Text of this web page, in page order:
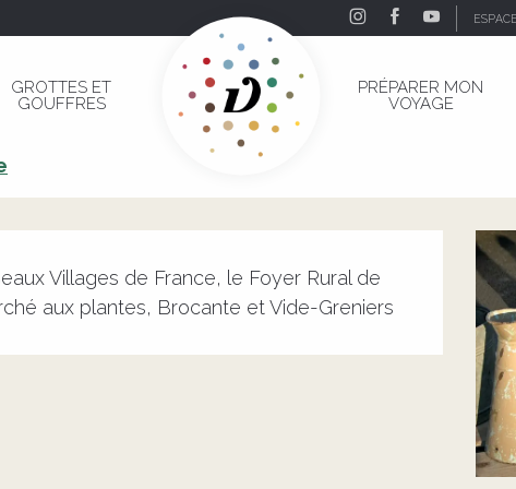
GROTTES ET
GOUFFRES
PRÉPARER MON
VOYAGE
Villages de France, le Foyer Rural de
aux plantes, Brocante et Vide-Greniers